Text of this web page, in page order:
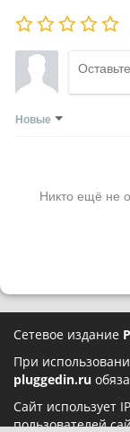
Новые
Никто ещё не
Сетевое издание
При
pluggedin.ru
Сайт использует
пользователей